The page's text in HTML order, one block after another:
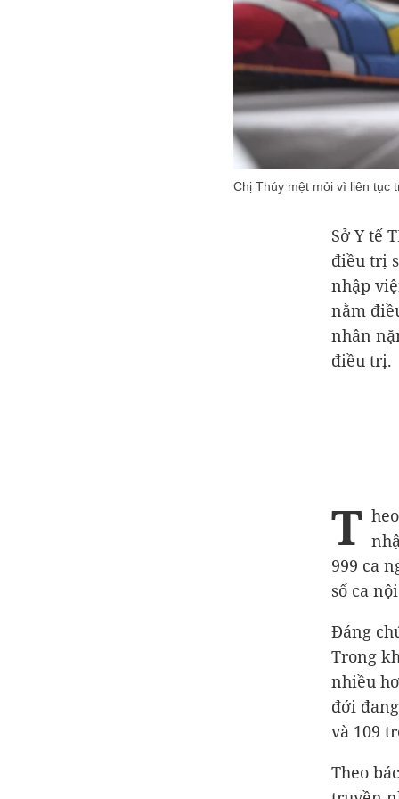
Chị Thúy mệt mỏi vì liên tục
Sở Y tế
điều trị
nhập
nằm
nhân
điều trị.
T
999 ca
số ca
Đáng
Trong
nhiều
đới
và 109
Theo